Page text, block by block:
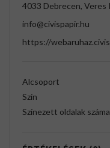
4033 Debrecen, Veres
info@civispapir.hu
https://
Alcsoport
Szín
Színezett oldalak száma